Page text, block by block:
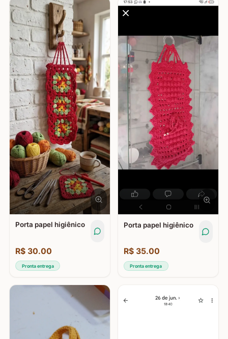
Porta papel higiênico
R$ 30.00
Pronta entrega
Porta papel higiênico
R$ 35.00
Pronta entrega